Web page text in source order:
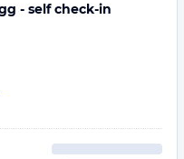
- self check-in